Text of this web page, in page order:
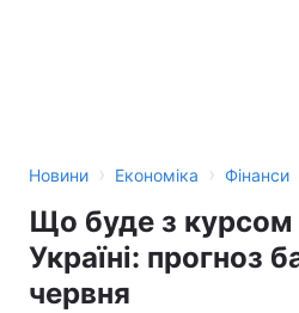
Новини › Економіка › Фінанси
Що буде з курсом
Україні: прогноз
червня